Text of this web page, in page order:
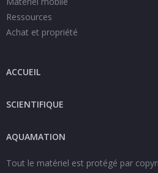
Ressources
Achat et propriété
ACCUEIL
SCIENTIFIQUE
AQUAMATION
Tout le matériel est protégé par